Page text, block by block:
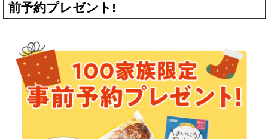
前予約プレゼント!